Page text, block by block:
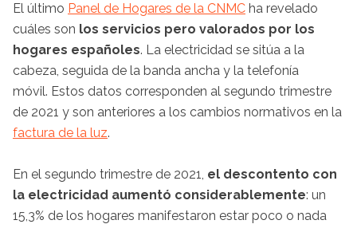
El último Panel de Hogares de la CNMC ha revelado
cuáles son los servicios pero valorados por los
hogares españoles. La electricidad se sitúa a la
cabeza, seguida de la banda ancha y la telefonía
móvil. Estos datos corresponden al segundo trimestre
de 2021 y son anteriores a los cambios normativos en la
factura de la luz.
En el segundo trimestre de 2021, el descontento con
la electricidad aumentó considerablemente: un
15,3% de los hogares manifestaron estar poco o nada